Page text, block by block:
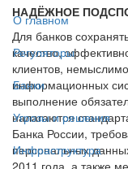
О главном
Регуляторы
Банки
Угрозы и решения
Инфраструктура
НАДЁЖНОЕ
Для банков
качество,
клиентов,
информационных
выполнение
налагаются
Банка России,
персональных
2011 года, а также